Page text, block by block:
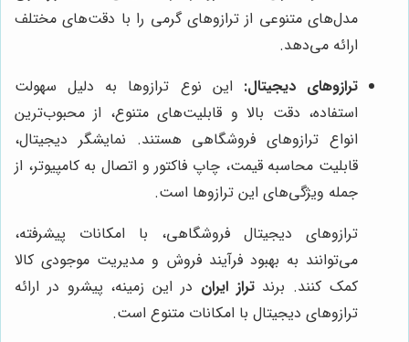
مدل‌های متنوعی از ترازوهای گرمی را با دقت‌های مختلف
ارائه می‌دهد.
ترازوهای دیجیتال: این نوع ترازوها به دلیل سهولت
استفاده، دقت بالا و قابلیت‌های متنوع، از محبوب‌ترین
انواع ترازوهای فروشگاهی هستند. نمایشگر دیجیتال،
قابلیت محاسبه قیمت، چاپ فاکتور و اتصال به کامپیوتر، از
جمله ویژگی‌های این ترازوها است.
ترازوهای دیجیتال فروشگاهی، با امکانات پیشرفته،
می‌توانند به بهبود فرآیند فروش و مدیریت موجودی کالا
کمک کنند. برندتراز ایران در این زمینه، پیشرو در ارائه
ترازوهای دیجیتال با امکانات متنوع است.